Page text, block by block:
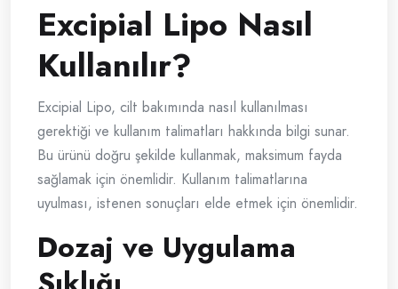
Excipial Lipo Nasıl
Kullanılır?
Excipial Lipo, cilt bakımında nasıl kullanılması
gerektiği ve kullanım talimatları hakkında bilgi sunar.
Bu ürünü doğru şekilde kullanmak, maksimum fayda
sağlamak için önemlidir. Kullanım talimatlarına
uyulması, istenen sonuçları elde etmek için önemlidir.
Dozaj ve Uygulama